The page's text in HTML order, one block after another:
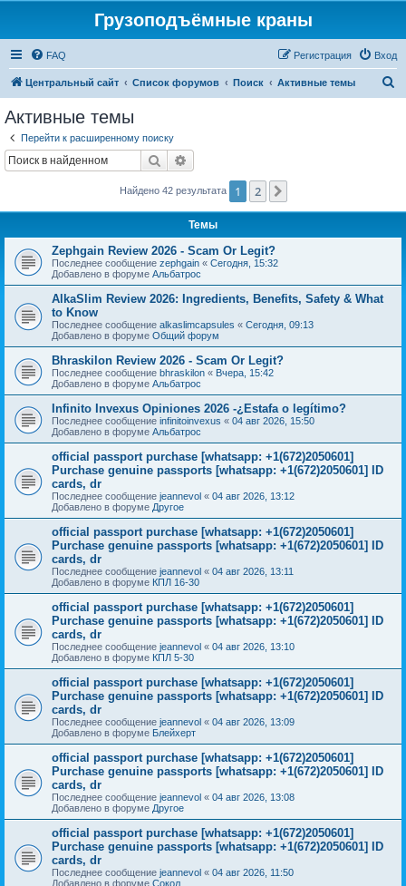
Грузоподъёмные краны
FAQ Вход
Регистрация
Центральный сайт Список форумов Поиск Активные темы
Активные темы
Перейти к расширенному поиску
Поиск
Найдено 42 результата 1 2
Темы
Zephgain Review 2026 - Scam Or Legit?
Последнее сообщение zephgain « Сегодня, 15:32
Добавлено в форуме Альбатрос
AlkaSlim Review 2026: Ingredients, Benefits, Safety & What
to Know
Последнее сообщение alkaslimcapsules « Сегодня, 09:13
Добавлено в форуме Общий форум
Bhraskilon Review 2026 - Scam Or Legit?
Последнее сообщение bhraskilon « Вчера, 15:42
Добавлено в форуме Альбатрос
Infinito Invexus Opiniones 2026 -¿Estafa o legítimo?
Последнее сообщение infinitoinvexus « 04 авг 2026, 15:50
Добавлено в форуме Альбатрос
official passport purchase [whatsapp: +1(672)2050601]
Purchase genuine passports [whatsapp: +1(672)2050601] ID
cards, dr
Последнее сообщение jeannevol « 04 авг 2026, 13:12
Добавлено в форуме Другое
official passport purchase [whatsapp: +1(672)2050601]
Purchase genuine passports [whatsapp: +1(672)2050601] ID
cards, dr
Последнее сообщение jeannevol « 04 авг 2026, 13:11
Добавлено в форуме КПЛ 16-30
official passport purchase [whatsapp: +1(672)2050601]
Purchase genuine passports [whatsapp: +1(672)2050601] ID
cards, dr
Последнее сообщение jeannevol « 04 авг 2026, 13:10
Добавлено в форуме КПЛ 5-30
official passport purchase [whatsapp: +1(672)2050601]
Purchase genuine passports [whatsapp: +1(672)2050601] ID
cards, dr
Последнее сообщение jeannevol « 04 авг 2026, 13:09
Добавлено в форуме Блейхерт
official passport purchase [whatsapp: +1(672)2050601]
Purchase genuine passports [whatsapp: +1(672)2050601] ID
cards, dr
Последнее сообщение jeannevol « 04 авг 2026, 13:08
Добавлено в форуме Другое
official passport purchase [whatsapp: +1(672)2050601]
Purchase genuine passports [whatsapp: +1(672)2050601] ID
cards, dr
Последнее сообщение jeannevol « 04 авг 2026, 11:50
Добавлено в форуме Сокол